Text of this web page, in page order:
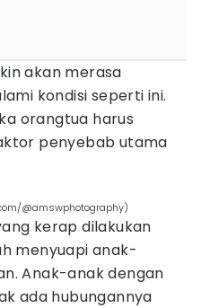
akan merasa
kondisi seperti ini.
orangtua harus
penyebab utama
@amswphotography)
kerap dilakukan
menyuapi anak-
Anak-anak dengan
ada hubungannya